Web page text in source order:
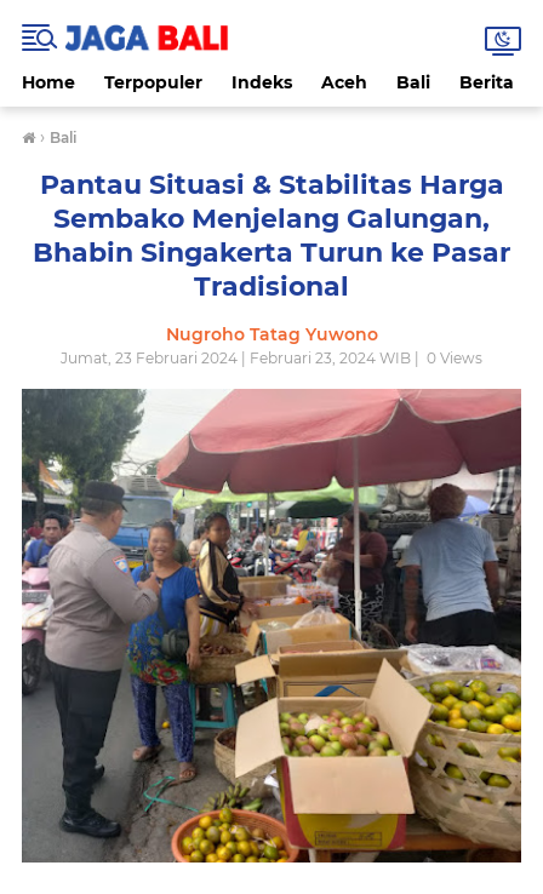
Home Terpopuler Indeks Aceh Bali Berita
› Bali
Pantau Situasi & Stabilitas Harga
Sembako Menjelang Galungan,
Bhabin Singakerta Turun ke Pasar
Tradisional
Nugroho Tatag Yuwono
Jumat, 23 Februari 2024 | Februari 23, 2024 WIB | 0 Views